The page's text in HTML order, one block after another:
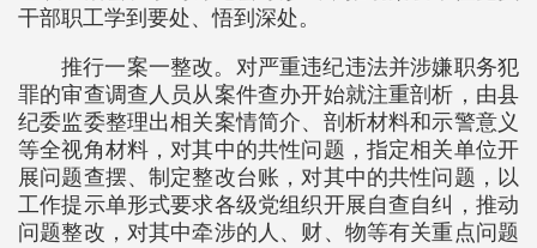
干部职工学到要处、悟到深处。
推行一案一整改。对严重违纪违法并涉嫌职务犯
罪的审查调查人员从案件查办开始就注重剖析，由县
纪委监委整理出相关案情简介、剖析材料和示警意义
等全视角材料，对其中的共性问题，指定相关单位开
展问题查摆、制定整改台账，对其中的共性问题，以
工作提示单形式要求各级党组织开展自查自纠，推动
问题整改，对其中牵涉的人、财、物等有关重点问题